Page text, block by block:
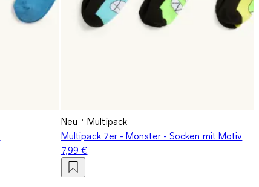
Neu
Multipack
Multipack 7er - Monster - Socken mit Motiv
7,99 €